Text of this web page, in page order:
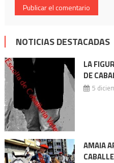
NOTICIAS DESTACADAS
LA
DE
5
AMAIA